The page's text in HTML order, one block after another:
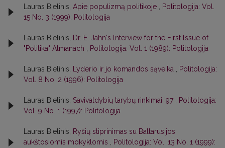
Lauras Bielinis, Apie populizmą politikoje , Politologija: Vol.
15 No. 3 (1999): Politologija
Lauras Bielinis, Dr. E. Jahn's lnterview for the First lssue of
"Politika" Almanach , Politologija: Vol. 1 (1989): Politologija
Lauras Bielinis, Lyderio ir jo komandos sąveika , Politologija:
Vol. 8 No. 2 (1996): Politologija
Lauras Bielinis, Savivaldybių tarybų rinkimai '97 , Politologija:
Vol. 9 No. 1 (1997): Politologija
Lauras Bielinis, Ryšių stiprinimas su Baltarusijos
aukštosiomis mokyklomis , Politologija: Vol. 13 No. 1 (1999):